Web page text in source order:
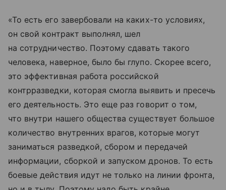
«То есть его завербовали на каких-то условиях,
он свой контракт выполнял, шел
на сотрудничество. Поэтому сдавать такого
человека, наверное, было бы глупо. Скорее всего,
это эффективная работа российской
контрразведки, которая смогла выявить и пресечь
его деятельность. Это еще раз говорит о том,
что внутри нашего общества существует большое
количество внутренних врагов, которые могут
заниматься разведкой, сбором и передачей
информации, сборкой и запуском дронов. То есть
боевые действия идут не только на линии фронта,